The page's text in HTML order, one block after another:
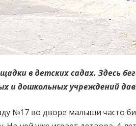
в детских садах. Здесь
и дошкольных учреждений
№17 во дворе малыши часто